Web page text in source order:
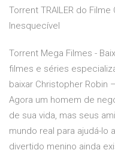
Torrent TRAILER do
Inesquecível
Torrent Mega Filmes -
filmes e séries
baixar Christopher Robin
Agora um homem de
de sua vida, mas seus
mundo real para ajudá-lo
divertido menino ainda